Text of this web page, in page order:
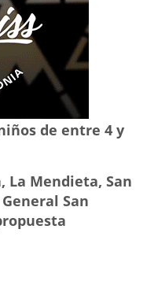
de entre 4 y
La Mendieta, San
San